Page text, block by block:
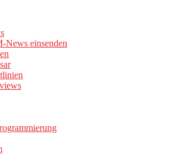
News einsenden